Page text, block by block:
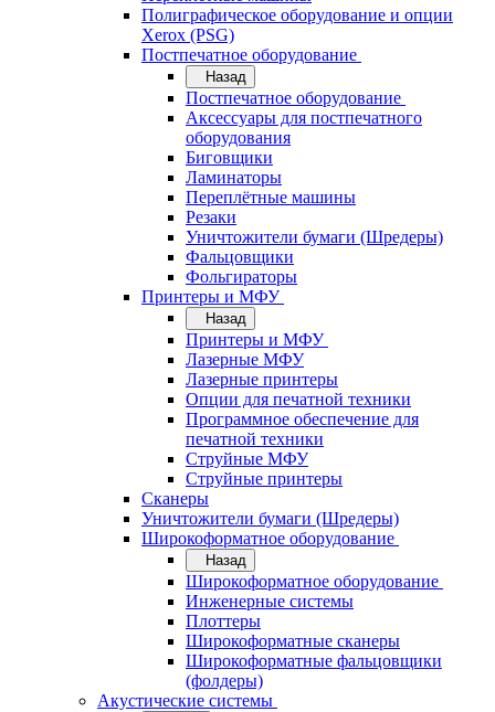
Полиграфическое оборудование и опции
Xerox (PSG)
Постпечатное оборудование
Назад
Постпечатное оборудование
Аксессуары для постпечатного
оборудования
Биговщики
Ламинаторы
Переплётные машины
Резаки
Уничтожители бумаги (Шредеры)
Фальцовщики
Фольгираторы
Принтеры и МФУ
Назад
Принтеры и МФУ
Лазерные МФУ
Лазерные принтеры
Опции для печатной техники
Программное обеспечение для
печатной техники
Струйные МФУ
Струйные принтеры
Сканеры
Уничтожители бумаги (Шредеры)
Широкоформатное оборудование
Назад
Широкоформатное оборудование
Инженерные системы
Плоттеры
Широкоформатные сканеры
Широкоформатные фальцовщики
(фолдеры)
Акустические системы